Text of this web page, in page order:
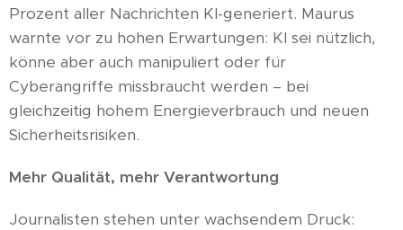
Prozent aller Nachrichten KI-generiert. Maurus
warnte vor zu hohen Erwartungen: KI sei nützlich,
könne aber auch manipuliert oder für
Cyberangriffe missbraucht werden – bei
gleichzeitig hohem Energieverbrauch und neuen
Sicherheitsrisiken.
Mehr Qualität, mehr Verantwortung
Journalisten stehen unter wachsendem Druck: